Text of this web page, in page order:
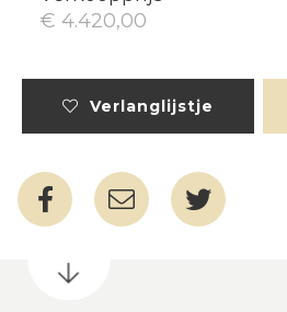
€ 4.420,00
Verlanglijstje